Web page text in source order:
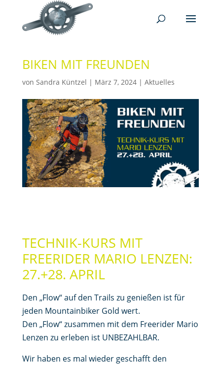
BIKEN MIT FREUNDEN
von Sandra Küntzel | März 7, 2024| Aktuelles
TECHNIK-KURS MIT
FREERIDER MARIO LENZEN:
27.+28. APRIL
Den „Flow“ auf den Trails zu genießen ist für
jeden Mountainbiker Gold wert.
Den „Flow“ zusammen mit dem Freerider Mario
Lenzen zu erleben ist UNBEZAHLBAR.
Wir haben es mal wieder geschafft den